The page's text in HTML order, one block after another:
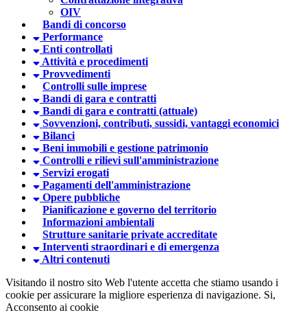
OIV
Bandi di concorso
Performance
Enti controllati
Attività e procedimenti
Provvedimenti
Controlli sulle imprese
Bandi di gara e contratti
Bandi di gara e contratti (attuale)
Sovvenzioni, contributi, sussidi, vantaggi economici
Bilanci
Beni immobili e gestione patrimonio
Controlli e rilievi sull'amministrazione
Servizi erogati
Pagamenti dell'amministrazione
Opere pubbliche
Pianificazione e governo del territorio
Informazioni ambientali
Strutture sanitarie private accreditate
Interventi straordinari e di emergenza
Altri contenuti
Visitando il nostro sito Web l'utente accetta che stiamo usando i
cookie per assicurare la migliore esperienza di navigazione. Si,
Acconsento ai cookie